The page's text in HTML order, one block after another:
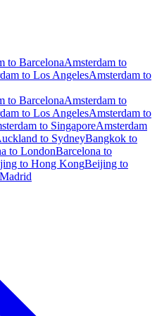
to BarcelonaAmsterdam to
to Los AngelesAmsterdam to
to BarcelonaAmsterdam to
to Los AngelesAmsterdam to
to SingaporeAmsterdam
to SydneyBangkok to
to LondonBarcelona to
to Hong KongBeijing to